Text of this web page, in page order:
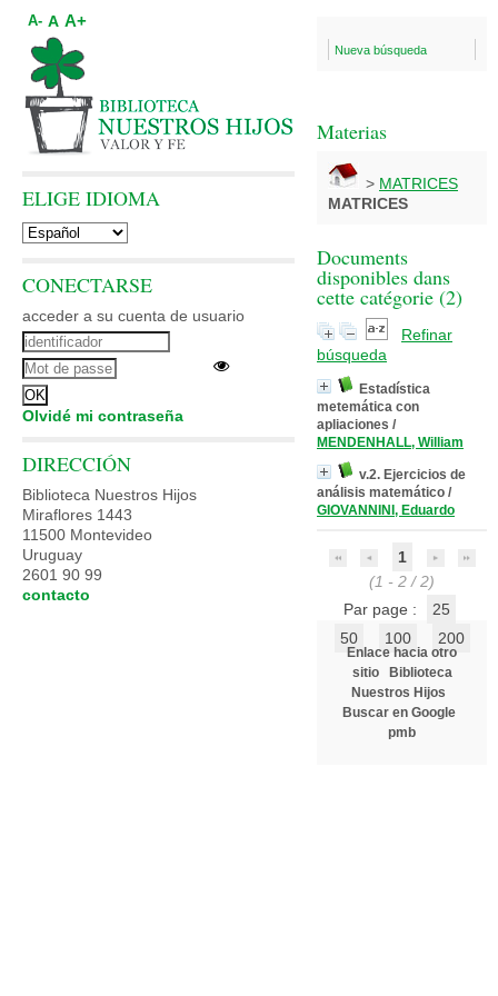
Nueva búsqueda
Materias
> MATRICES
MATRICES
Documents
disponibles dans
cette catégorie (2)
Refinar
búsqueda
Estadística
metemática con
apliaciones /
MENDENHALL, William
v.2. Ejercicios de
análisis matemático /
GIOVANNINI, Eduardo
1
(1 - 2 / 2)
Par page :
25
50
100 200
Enlace hacia otro
sitio
Biblioteca
Nuestros Hijos
Buscar en Google
pmb
A- A A+
ELIGE IDIOMA
CONECTARSE
acceder a su cuenta de usuario
Olvidé mi contraseña
DIRECCIÓN
Biblioteca Nuestros Hijos
Miraflores 1443
11500 Montevideo
Uruguay
2601 90 99
contacto